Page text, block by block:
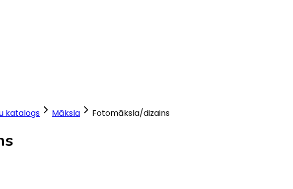
katalogs Māksla Fotomāksla/dizains